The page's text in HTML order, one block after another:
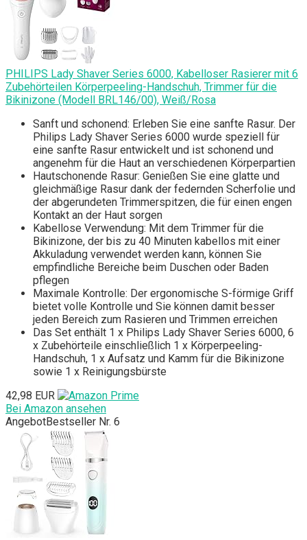
PHILIPS Lady Shaver Series 6000, Kabelloser Rasierer mit 6
Zubehörteilen Körperpeeling-Handschuh, Trimmer für die
Bikinizone (Modell BRL146/00), Weiß/Rosa
Sanft und schonend: Erleben Sie eine sanfte Rasur. Der
Philips Lady Shaver Series 6000 wurde speziell für
eine sanfte Rasur entwickelt und ist schonend und
angenehm für die Haut an verschiedenen Körperpartien
Hautschonende Rasur: Genießen Sie eine glatte und
gleichmäßige Rasur dank der federnden Scherfolie und
der abgerundeten Trimmerspitzen, die für einen engen
Kontakt an der Haut sorgen
Kabellose Verwendung: Mit dem Trimmer für die
Bikinizone, der bis zu 40 Minuten kabellos mit einer
Akkuladung verwendet werden kann, können Sie
empfindliche Bereiche beim Duschen oder Baden
pflegen
Maximale Kontrolle: Der ergonomische S-förmige Griff
bietet volle Kontrolle und Sie können damit besser
jeden Bereich zum Rasieren und Trimmen erreichen
Das Set enthält 1 x Philips Lady Shaver Series 6000, 6
x Zubehörteile einschließlich 1 x Körperpeeling-
Handschuh, 1 x Aufsatz und Kamm für die Bikinizone
sowie 1 x Reinigungsbürste
42,98 EUR
Bei Amazon ansehen
AngebotBestseller Nr. 6